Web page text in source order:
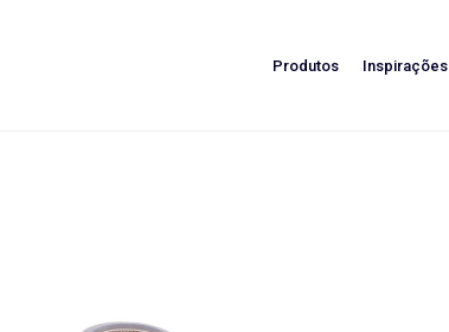
Produtos Inspirações